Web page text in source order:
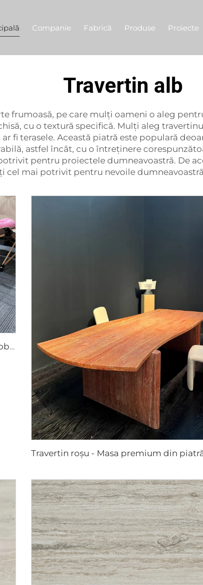
Companie Fabrică Produse Proiecte
Travertin alb
frumoasă, pe care mulți oameni o aleg
cu o textură specifică. Mulți aleg
fi terasele. Această piatră este populară
astfel încât, cu o întreținere
pentru proiectele dumneavoastră. De
cel mai potrivit pentru nevoile
Travertin - Masa premium din piatră, mobilă din piatră, lucrări artistice